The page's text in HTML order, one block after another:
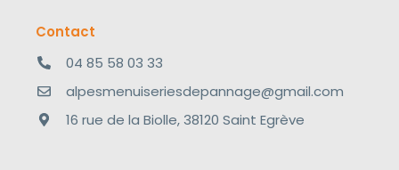
Contact
04 85 58 03 33
alpesmenuiseriesdepannage@gmail.com
16 rue de la Biolle, 38120 Saint Egrève